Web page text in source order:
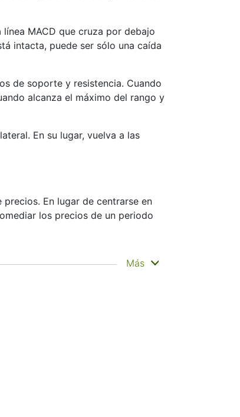
MACD que cruza por debajo
intacta, puede ser sólo una caída
de soporte y resistencia. Cuando
alcanza el máximo del rango y
En su lugar, vuelva a las
En lugar de centrarse en
los precios de un periodo
Por eso se denomina
en la forma en que tratan los
Más